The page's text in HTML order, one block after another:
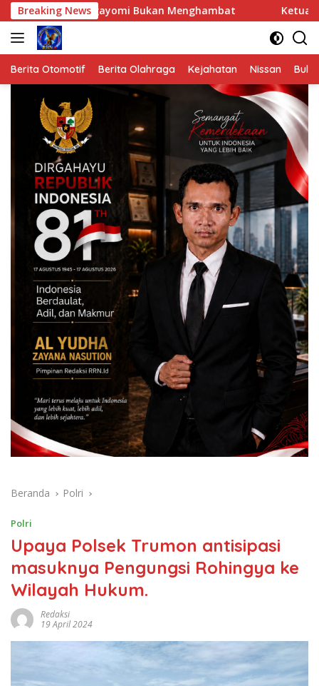
Langsung
ke
konten
Breaking News
Bukan Menghambat Ketua DPRK Aceh Tamiang
Berita Otomotif Berita Olahraga Kejahatan Nissan
Beranda Polri
Polri
Upaya Polsek Trumon antisipasi
masuknya Pengungsi Rohingya ke
Wilayah Hukum.
Redaksi
19 April 2024